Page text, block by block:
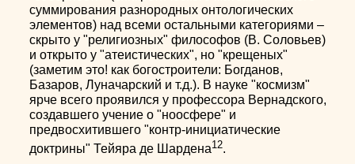
суммирования разнородных онтологических
элементов) над всеми остальными категориями –
скрыто у "религиозных" философов (В. Соловьев)
и открыто у "атеистических", но "крещеных"
(заметим это! как богостроители: Богданов,
Базаров, Луначарский и т.д.). В науке "космизм"
ярче всего проявился у профессора Вернадского,
создавшего учение о "ноосфере" и
предвосхитившего "контр-инициатические
доктрины" Тейяра де Шардена12.